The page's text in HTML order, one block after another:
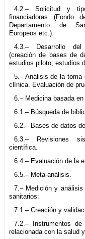
4.2.– Solicitud y
financiadoras (Fondo
Departamento de
Europeos etc.).
4.3.– Desarrollo
(creación de bases de
estudios piloto, estudios
5.– Análisis de la toma
clínica. Evaluación de
6.– Medicina basada
6.1.– Búsqueda de
6.2.– Bases de datos
6.3.– Revisiones
científica.
6.4.– Evaluación de la
6.5.– Meta-análisis.
7.– Medición y
sanitarios:
7.1.– Creación y
7.2.– Instrumentos
relacionada con la salud